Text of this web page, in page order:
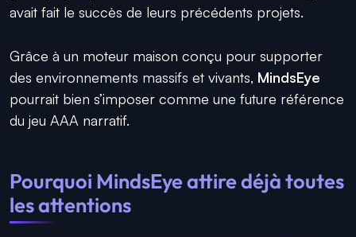
avait fait le succès de leurs précédents projets.
Grâce à un moteur maison conçu pour supporter
des environnements massifs et vivants, MindsEye
pourrait bien s’imposer comme une future référence
du jeu AAA narratif.
Pourquoi MindsEye attire déjà toutes
les attentions